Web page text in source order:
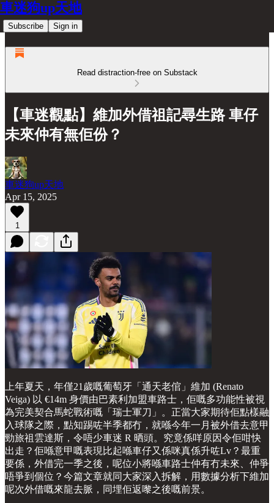
車迷狗up天地
Subscribe Sign in
Read distraction-free on Substack
【車迷觀點】維加外借祖記尋生路 車仔
未來仲有無佢份？
車迷狗up天地
Apr 15, 2025
1
上年夏天，年僅21歲嘅葡萄牙「通天老倌」維加 (Renato
Veiga) 以 €14m 身價由巴素利加盟車路士，佢嘅多功能性被視
為完美契合馬蛇戰術嘅「瑞士軍刀」。正當大家期待佢點樣融
入球隊之際，點知踢咗半季都冇，就喺今年一月被外借去意甲
勁旅祖雲達斯，令唔少車迷 R 晒頭。究竟係咩原因令佢咁快
出走？佢喺意甲嘅表現比起喺車仔又係咪真係升咗Lv？最重
要係，外借完一季之後，呢位小將喺車路士仲有冇未來、仲爭
唔爭到個位？今篇文章就同大家深入拆解，用數據分析下維加
呢次外借嘅來龍去脈，同埋佢返嚟之後嘅前景。